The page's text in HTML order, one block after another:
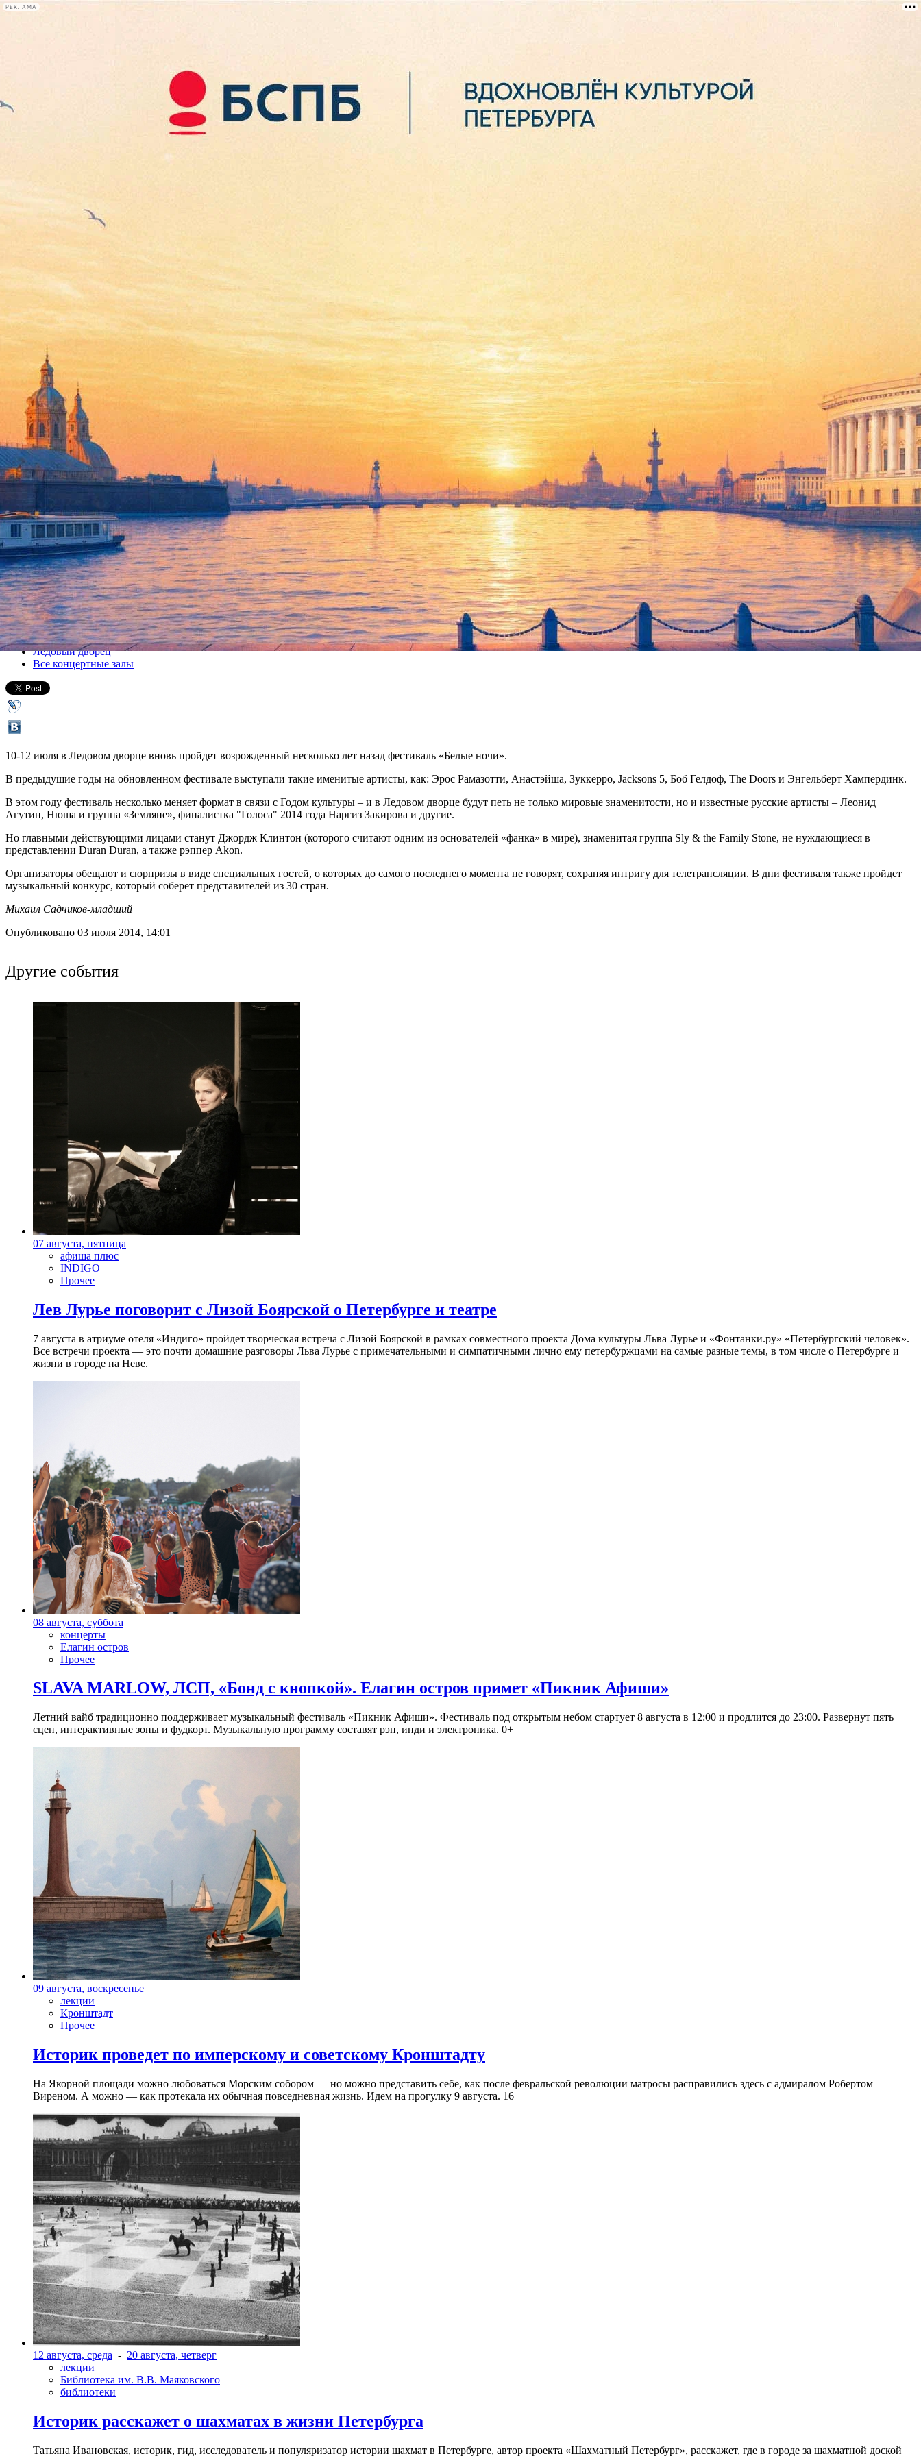
РЕКЛАМА
лекции
книги
Фестиваль «Белые ночи» меняется в связи с Годом культуры
10 июля 2014, четверг-12 июля 2014, суббота
Версия для печати
Все концерты
Ледовый дворец
Все концертные залы
10-12 июля в Ледовом дворце вновь пройдет возрожденный несколько лет назад фестиваль «Белые ночи».
В предыдущие годы на обновленном фестивале выступали такие именитые артисты, как: Эрос Рамазотти, Анастэйша, Зуккерро, Jacksons 5, Боб Гелдоф, The Doors и Энгельберт Хампердинк.
В этом году фестиваль несколько меняет формат в связи с Годом культуры – и в Ледовом дворце будут петь не только мировые знаменитости, но и известные русские артисты – Леонид
Агутин, Нюша и группа «Земляне», финалистка "Голоса" 2014 года Наргиз Закирова и другие.
Но главными действующими лицами станут Джордж Клинтон (которого считают одним из основателей «фанка» в мире), знаменитая группа Sly & the Family Stone, не нуждающиеся в
представлении Duran Duran, а также рэппер Akon.
Организаторы обещают и сюрпризы в виде специальных гостей, о которых до самого последнего момента не говорят, сохраняя интригу для телетрансляции. В дни фестиваля также пройдет
музыкальный конкурс, который соберет представителей из 30 стран.
Михаил Садчиков-младший
Опубликовано 03 июля 2014, 14:01
Другие события
07 августа, пятница
афиша плюс
INDIGO
Прочее
Лев Лурье поговорит с Лизой Боярской о Петербурге и театре
7 августа в атриуме отеля «Индиго» пройдет творческая встреча с Лизой Боярской в рамках совместного проекта Дома культуры Льва Лурье и «Фонтанки.ру» «Петербургский человек».
Все встречи проекта — это почти домашние разговоры Льва Лурье с примечательными и симпатичными лично ему петербуржцами на самые разные темы, в том числе о Петербурге и
жизни в городе на Неве.
08 августа, суббота
концерты
Елагин остров
Прочее
SLAVA MARLOW, ЛСП, «Бонд с кнопкой». Елагин остров примет «Пикник Афиши»
Летний вайб традиционно поддерживает музыкальный фестиваль «Пикник Афиши». Фестиваль под открытым небом стартует 8 августа в 12:00 и продлится до 23:00. Развернут пять
сцен, интерактивные зоны и фудкорт. Музыкальную программу составят рэп, инди и электроника. 0+
09 августа, воскресенье
лекции
Кронштадт
Прочее
Историк проведет по имперскому и советскому Кронштадту
На Якорной площади можно любоваться Морским собором — но можно представить себе, как после февральской революции матросы расправились здесь с адмиралом Робертом
Виреном. А можно — как протекала их обычная повседневная жизнь. Идем на прогулку 9 августа. 16+
12 августа, среда - 20 августа, четверг
лекции
Библиотека им. В.В. Маяковского
библиотеки
Историк расскажет о шахматах в жизни Петербурга
Татьяна Ивановская, историк, гид, исследователь и популяризатор истории шахмат в Петербурге, автор проекта «Шахматный Петербург», расскажет, где в городе за шахматной доской